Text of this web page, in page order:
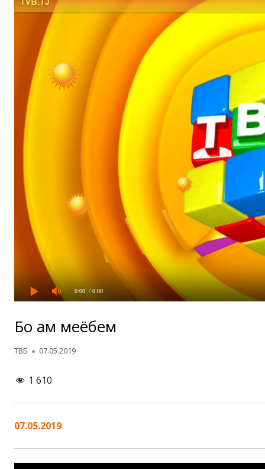
0:00 / 0:00
Бо ҳам меёбем
Автор
ТВБ Опубликовано
07.05.2019
1 610
07.05.2019